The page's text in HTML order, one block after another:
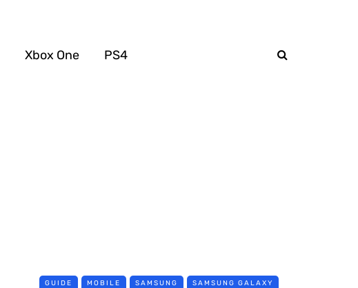
Xbox One PS4
GUIDE MOBILE SAMSUNG SAMSUNG GALAXY